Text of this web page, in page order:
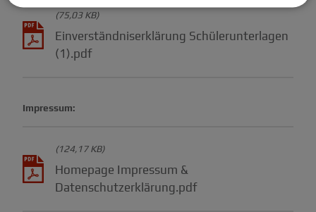
(75,03 KB)
Einverständniserklärung Schülerunterlagen
(1).pdf
Impressum:
(124,17 KB)
Homepage Impressum &
Datenschutzerklärung.pdf